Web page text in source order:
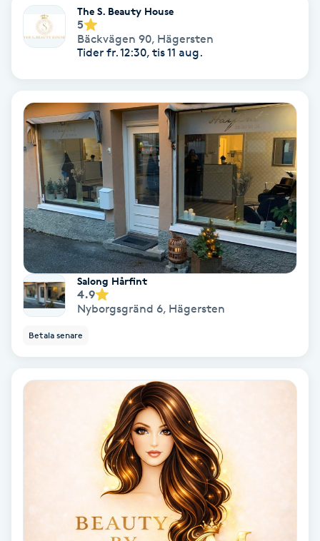
Psoriasis
Radiofrekvens
Rakning
Reflexologi
Regndroppsmassage
Reiki
Reikihealing
Reiki massage
The S. Beauty House
5
Bäckvägen 90, Hägersten
Tider fr. 12:30, tis 11 aug.
Salong Hårfint
4.9
Nyborgsgränd 6, Hägersten
Betala senare